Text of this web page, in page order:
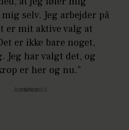
selv. Jeg arbejder på
er mit aktive valg at
er ikke bare noget,
Jeg har valgt det, og
er her og nu."
Annonce